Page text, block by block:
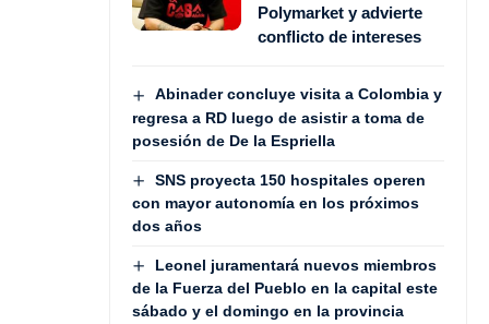
Polymarket y advierte
conflicto de intereses
Abinader concluye visita a Colombia y
regresa a RD luego de asistir a toma de
posesión de De la Espriella
SNS proyecta 150 hospitales operen
con mayor autonomía en los próximos
dos años
Leonel juramentará nuevos miembros
de la Fuerza del Pueblo en la capital este
sábado y el domingo en la provincia